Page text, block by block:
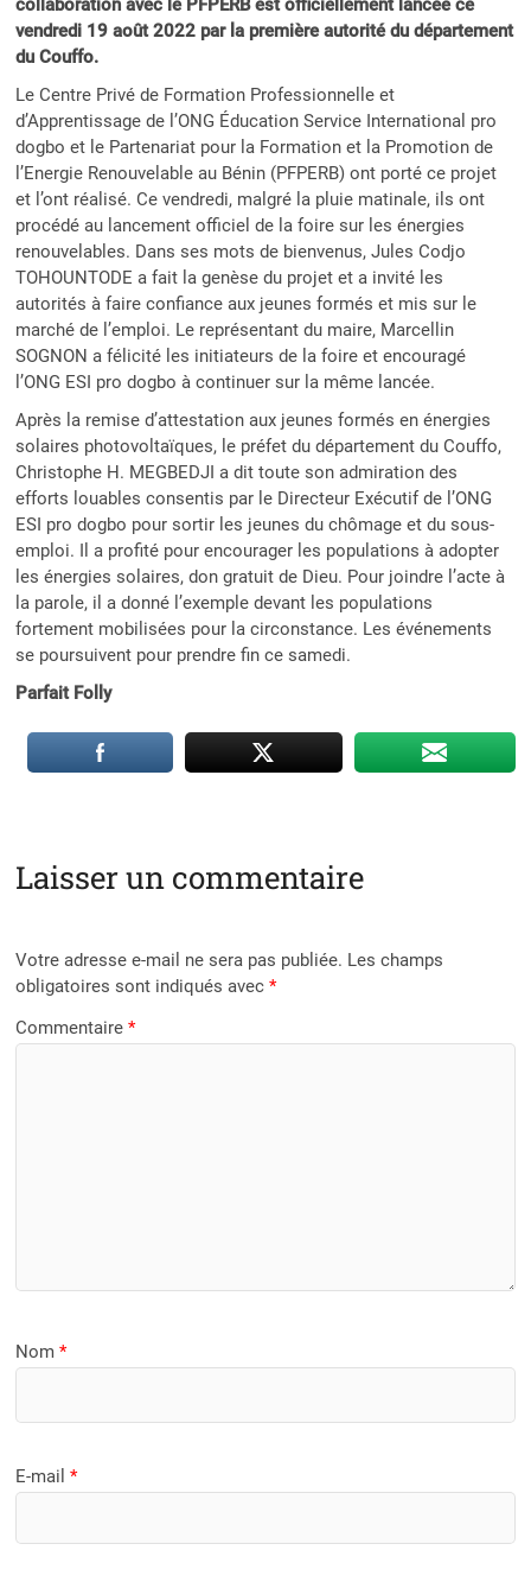
collaboration avec le PFPERB est officiellement lancée ce
vendredi 19 août 2022 par la première autorité du département
du Couffo.
Le Centre Privé de Formation Professionnelle et
d’Apprentissage de l’ONG Éducation Service International pro
dogbo et le Partenariat pour la Formation et la Promotion de
l’Energie Renouvelable au Bénin (PFPERB) ont porté ce projet
et l’ont réalisé. Ce vendredi, malgré la pluie matinale, ils ont
procédé au lancement officiel de la foire sur les énergies
renouvelables. Dans ses mots de bienvenus, Jules Codjo
TOHOUNTODE a fait la genèse du projet et a invité les
autorités à faire confiance aux jeunes formés et mis sur le
marché de l’emploi. Le représentant du maire, Marcellin
SOGNON a félicité les initiateurs de la foire et encouragé
l’ONG ESI pro dogbo à continuer sur la même lancée.
Après la remise d’attestation aux jeunes formés en énergies
solaires photovoltaïques, le préfet du département du Couffo,
Christophe H. MEGBEDJI a dit toute son admiration des
efforts louables consentis par le Directeur Exécutif de l’ONG
ESI pro dogbo pour sortir les jeunes du chômage et du sous-
emploi. Il a profité pour encourager les populations à adopter
les énergies solaires, don gratuit de Dieu. Pour joindre l’acte à
la parole, il a donné l’exemple devant les populations
fortement mobilisées pour la circonstance. Les événements
se poursuivent pour prendre fin ce samedi.
Parfait Folly
Laisser un commentaire
Votre adresse e-mail ne sera pas publiée. Les champs
obligatoires sont indiqués avec*
Commentaire*
Nom*
E-mail*